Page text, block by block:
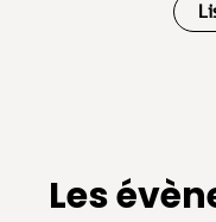
Les